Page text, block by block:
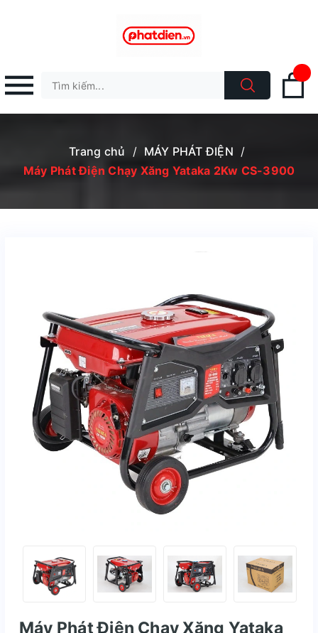
Trang chủ / MÁY PHÁT ĐIỆN /
Máy Phát Điện Chạy Xăng Yataka 2Kw CS-3900
Máy Phát Điện Chạy Xăng Yataka